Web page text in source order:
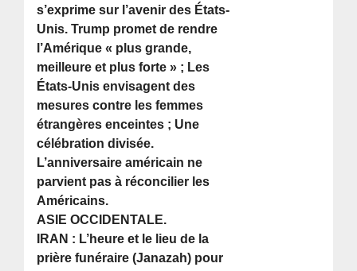
s’exprime sur l’avenir des États-
Unis. Trump promet de rendre
l’Amérique « plus grande,
meilleure et plus forte » ; Les
États-Unis envisagent des
mesures contre les femmes
étrangères enceintes ; Une
célébration divisée.
L’anniversaire américain ne
parvient pas à réconcilier les
Américains.
ASIE OCCIDENTALE.
IRAN : L’heure et le lieu de la
prière funéraire (Janazah) pour